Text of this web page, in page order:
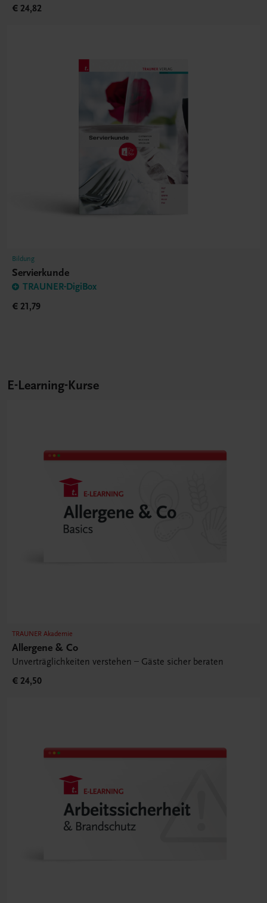
€ 24,82
Bildung
Servierkunde
TRAUNER-DigiBox
€ 21,79
E-Learning-Kurse
TRAUNER Akademie
Allergene & Co
Unverträglichkeiten verstehen – Gäste sicher beraten
€ 24,50